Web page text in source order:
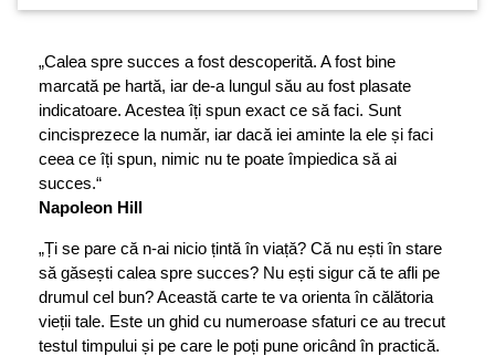
„Calea spre succes a fost descoperită. A fost bine
marcată pe hartă, iar de-a lungul său au fost plasate
indicatoare. Acestea îți spun exact ce să faci. Sunt
cincisprezece la număr, iar dacă iei aminte la ele și faci
ceea ce îți spun, nimic nu te poate împiedica să ai
succes.“
Napoleon Hill
„Ți se pare că n-ai nicio țintă în viață? Că nu ești în stare
să găsești calea spre succes? Nu ești sigur că te afli pe
drumul cel bun? Această carte te va orienta în călătoria
vieții tale. Este un ghid cu numeroase sfaturi ce au trecut
testul timpului și pe care le poți pune oricând în practică.